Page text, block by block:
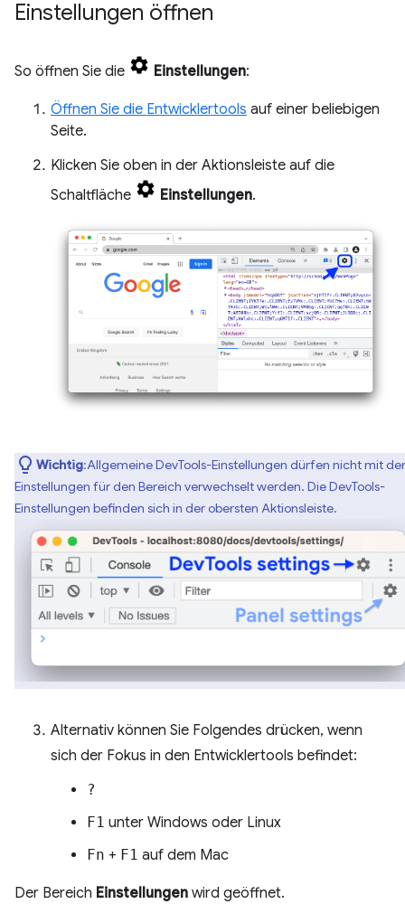
Einstellungen öffnen
So öffnen Sie die Einstellungen:
Öffnen Sie die Entwicklertools auf einer beliebigen
Seite.
Klicken Sie oben in der Aktionsleiste auf die
Schaltfläche
Einstellungen.
Wichtig:Allgemeine DevTools-Einstellungen dürfen nicht mit
Einstellungen für den Bereich verwechselt werden. Die DevTools-
Einstellungen befinden sich in der obersten Aktionsleiste.
Alternativ können Sie Folgendes drücken, wenn
sich der Fokus in den Entwicklertools befindet:
?
F1 unter Windows oder Linux
Fn + F1 auf dem Mac
Der Bereich Einstellungen wird geöffnet.